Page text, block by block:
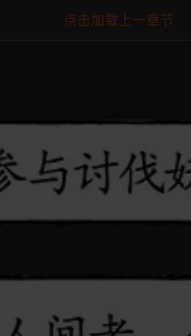
点击加载上一章节